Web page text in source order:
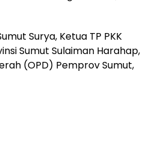
Surya, Ketua TP PKK
Sumut Sulaiman Harahap,
(OPD) Pemprov Sumut,